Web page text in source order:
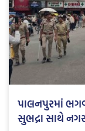
પાલનપુરમાં
સુભદ્રા સાથે